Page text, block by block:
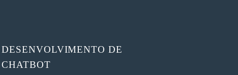
DESENVOLVIMENTO DE
CHATBOT